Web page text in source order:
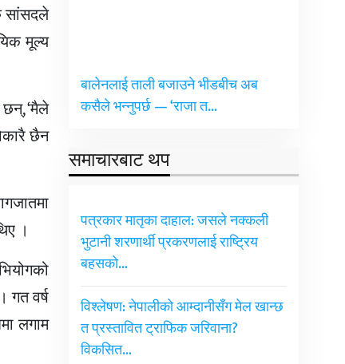
सांसदले
मूल्य
‘मैले
छैन
।
गत वर्ष
लगाम
बालेनलाई ताली बजाउने भीडबीच अब
कसैले भन्नुपर्छ — ‘राजा त…
समाचारबाट थप
पत्रकार मातृका दाहाल: जसले नक्कली
भुटानी शरणार्थी प्रकरणलाई राष्ट्रिय
बहसको…
विश्लेषण: नेपालीको आम्दानीसँग मेल खान्छ
त प्रस्तावित ट्राफिक जरिवाना?
विकसित…